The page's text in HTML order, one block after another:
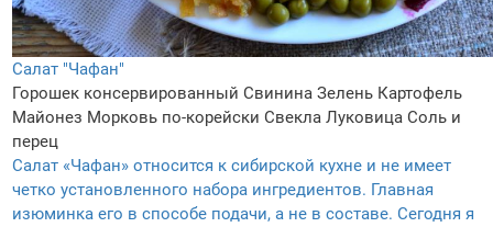
Салат "Чафан"
Горошек консервированный Свинина Зелень Картофель
Майонез Морковь по-корейски Свекла Луковица Соль и
перец
Салат «Чафан» относится к сибирской кухне и не имеет
четко установленного набора ингредиентов. Главная
изюминка его в способе подачи, а не в составе. Сегодня я